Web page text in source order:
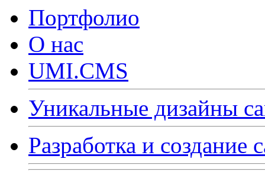
Портфолио
О нас
UMI.CMS
Уникальные дизайны
Разработка и создание